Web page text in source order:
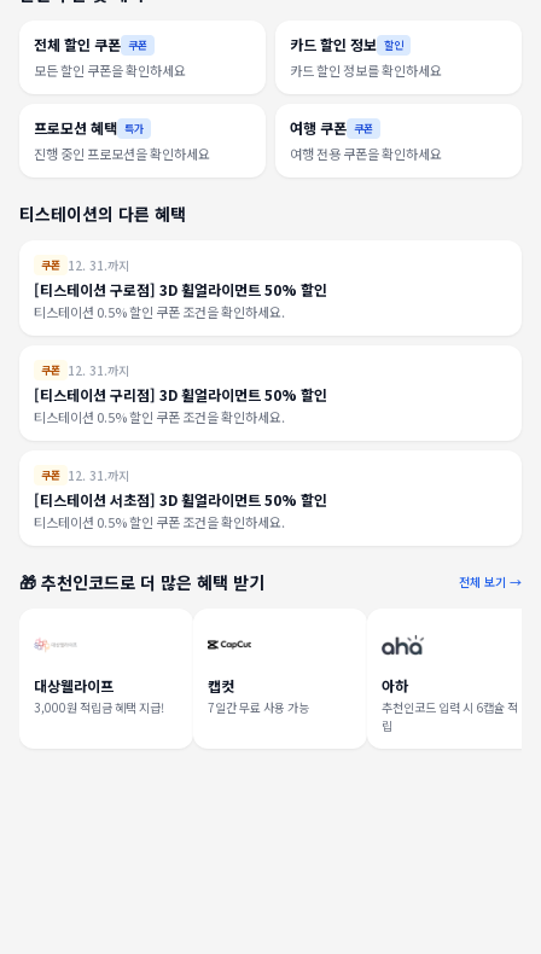
전체 할인 쿠폰 쿠폰
모든 할인 쿠폰을 확인하세요
카드 할인 정보 할인
카드 할인 정보를 확인하세요
프로모션 혜택 특가
진행 중인 프로모션을 확인하세요
여행 쿠폰 쿠폰
여행 전용 쿠폰을 확인하세요
티스테이션의 다른 혜택
쿠폰 12. 31.까지
[티스테이션 구로점] 3D 휠얼라이먼트 50% 할인
티스테이션 0.5% 할인 쿠폰 조건을 확인하세요.
쿠폰 12. 31.까지
[티스테이션 구리점] 3D 휠얼라이먼트 50% 할인
티스테이션 0.5% 할인 쿠폰 조건을 확인하세요.
쿠폰 12. 31.까지
[티스테이션 서초점] 3D 휠얼라이먼트 50% 할인
티스테이션 0.5% 할인 쿠폰 조건을 확인하세요.
🎁 추천인코드로 더 많은 혜택 받기 전체 보기 →
대상웰라이프
3,000원 적립금 혜택 지급!
캡컷
7일간 무료 사용 가능
아하
추천인코드 입력 시 6캡슐 적
립